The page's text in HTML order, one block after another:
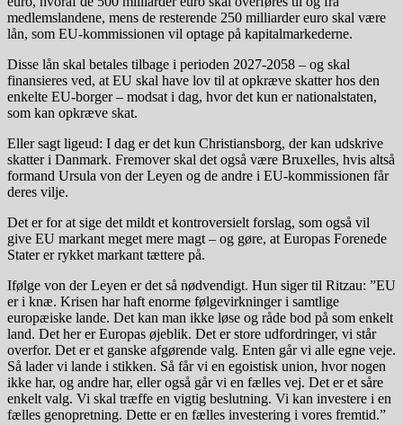
medlemslandene, mens de resterende 250 milliarder euro skal være
lån, som EU-kommissionen vil optage på kapitalmarkederne.
Disse lån skal betales tilbage i perioden 2027-2058 – og skal
finansieres ved, at EU skal have lov til at opkræve skatter hos den
enkelte EU-borger – modsat i dag, hvor det kun er nationalstaten,
som kan opkræve skat.
Eller sagt ligeud: I dag er det kun Christiansborg, der kan udskrive
skatter i Danmark. Fremover skal det også være Bruxelles, hvis altså
formand Ursula von der Leyen og de andre i EU-kommissionen får
deres vilje.
Det er for at sige det mildt et kontroversielt forslag, som også vil
give EU markant meget mere magt – og gøre, at Europas Forenede
Stater er rykket markant tættere på.
Ifølge von der Leyen er det så nødvendigt. Hun siger til Ritzau: ”EU
er i knæ. Krisen har haft enorme følgevirkninger i samtlige
europæiske lande. Det kan man ikke løse og råde bod på som enkelt
land. Det her er Europas øjeblik. Det er store udfordringer, vi står
overfor. Det er et ganske afgørende valg. Enten går vi alle egne veje.
Så lader vi lande i stikken. Så får vi en egoistisk union, hvor nogen
ikke har, og andre har, eller også går vi en fælles vej. Det er et såre
enkelt valg. Vi skal træffe en vigtig beslutning. Vi kan investere i en
fælles genopretning. Dette er en fælles investering i vores fremtid.”